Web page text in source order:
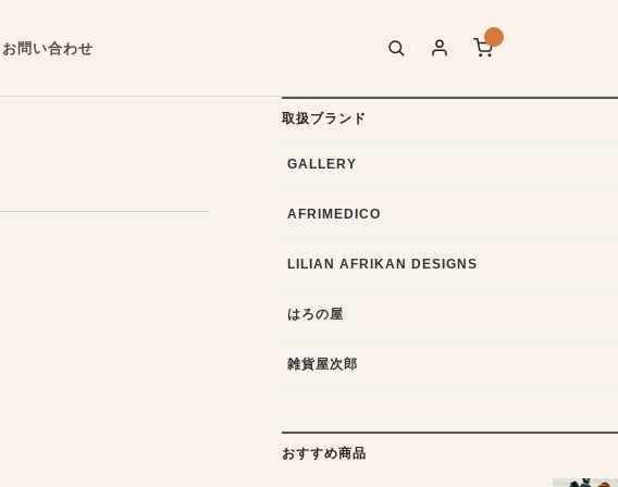
お問い合わせ
取扱ブランド
GALLERY
AFRIMEDICO
LILIAN AFRIKAN DESIGNS
はろの屋
雑貨屋次郎
おすすめ商品